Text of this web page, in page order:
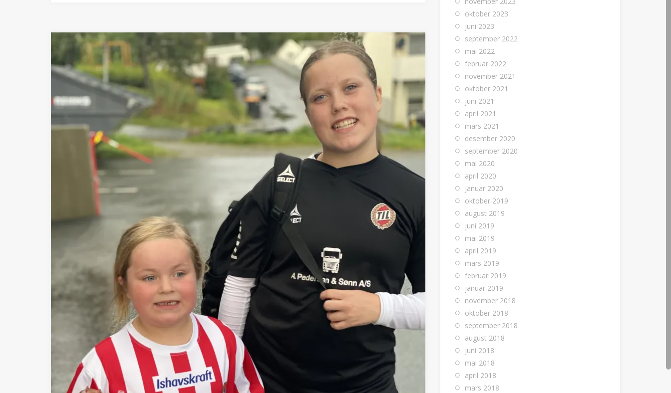
oktober 2023
juni 2023
september 2022
mai 2022
februar 2022
november 2021
oktober 2021
juni 2021
april 2021
mars 2021
desember 2020
september 2020
mai 2020
april 2020
januar 2020
oktober 2019
august 2019
juni 2019
mai 2019
april 2019
mars 2019
februar 2019
januar 2019
november 2018
oktober 2018
september 2018
august 2018
juni 2018
mai 2018
april 2018
mars 2018